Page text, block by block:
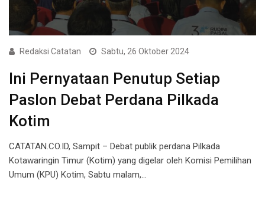
Redaksi Catatan Sabtu, 26 Oktober 2024
Ini Pernyataan Penutup Setiap
Paslon Debat Perdana Pilkada
Kotim
CATATAN.CO.ID, Sampit – Debat publik perdana Pilkada
Kotawaringin Timur (Kotim) yang digelar oleh Komisi Pemilihan
Umum (KPU) Kotim, Sabtu malam,…